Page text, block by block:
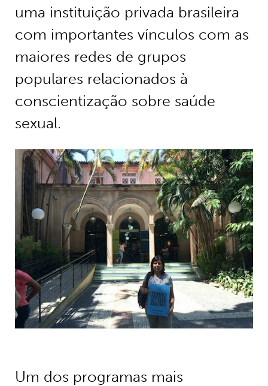
uma instituição privada brasileira
com importantes vínculos com as
maiores redes de grupos
populares relacionados à
conscientização sobre saúde
sexual.
Um dos programas mais